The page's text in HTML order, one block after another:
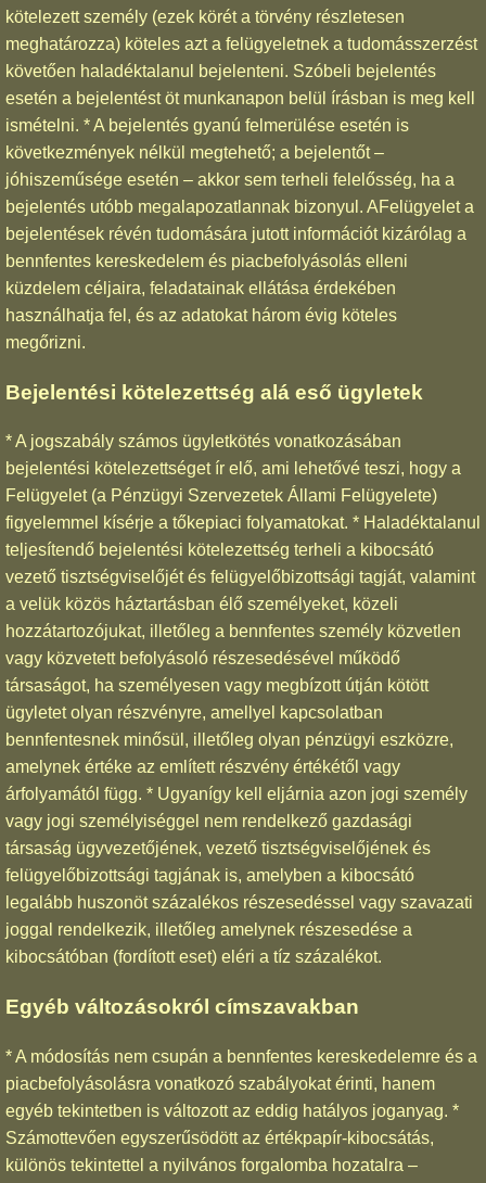
kötelezett személy (ezek körét a törvény részletesen
meghatározza) köteles azt a felügyeletnek a tudomásszerzést
követően haladéktalanul bejelenteni. Szóbeli bejelentés
esetén a bejelentést öt munkanapon belül írásban is meg kell
ismételni. * A bejelentés gyanú felmerülése esetén is
következmények nélkül megtehető; a bejelentőt –
jóhiszeműsége esetén – akkor sem terheli felelősség, ha a
bejelentés utóbb megalapozatlannak bizonyul. AFelügyelet a
bejelentések révén tudomására jutott információt kizárólag a
bennfentes kereskedelem és piacbefolyásolás elleni
küzdelem céljaira, feladatainak ellátása érdekében
használhatja fel, és az adatokat három évig köteles
megőrizni.
Bejelentési kötelezettség alá eső ügyletek
* A jogszabály számos ügyletkötés vonatkozásában
bejelentési kötelezettséget ír elő, ami lehetővé teszi, hogy a
Felügyelet (a Pénzügyi Szervezetek Állami Felügyelete)
figyelemmel kísérje a tőkepiaci folyamatokat. * Haladéktalanul
teljesítendő bejelentési kötelezettség terheli a kibocsátó
vezető tisztségviselőjét és felügyelőbizottsági tagját, valamint
a velük közös háztartásban élő személyeket, közeli
hozzátartozójukat, illetőleg a bennfentes személy közvetlen
vagy közvetett befolyásoló részesedésével működő
társaságot, ha személyesen vagy megbízott útján kötött
ügyletet olyan részvényre, amellyel kapcsolatban
bennfentesnek minősül, illetőleg olyan pénzügyi eszközre,
amelynek értéke az említett részvény értékétől vagy
árfolyamától függ. * Ugyanígy kell eljárnia azon jogi személy
vagy jogi személyiséggel nem rendelkező gazdasági
társaság ügyvezetőjének, vezető tisztségviselőjének és
felügyelőbizottsági tagjának is, amelyben a kibocsátó
legalább huszonöt százalékos részesedéssel vagy szavazati
joggal rendelkezik, illetőleg amelynek részesedése a
kibocsátóban (fordított eset) eléri a tíz százalékot.
Egyéb változásokról címszavakban
* A módosítás nem csupán a bennfentes kereskedelemre és a
piacbefolyásolásra vonatkozó szabályokat érinti, hanem
egyéb tekintetben is változott az eddig hatályos joganyag. *
Számottevően egyszerűsödött az értékpapír-kibocsátás,
különös tekintettel a nyilvános forgalomba hozatalra –